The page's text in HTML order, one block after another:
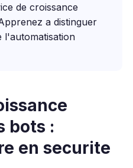
de croissance
a distinguer
l'automatisation
bots :
en securite